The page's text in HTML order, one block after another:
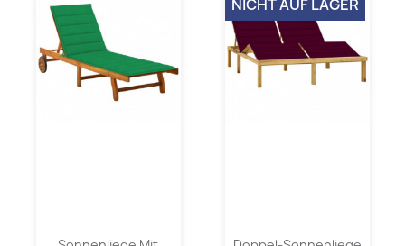
NICHT AUF LAGER